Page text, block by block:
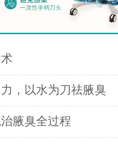
，以水为刀祛腋臭
腋臭全过程